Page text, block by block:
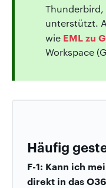
Thunderbird,
unterstützt.
wie EML zu
Workspace
Häufig
F-1: Kann ich
direkt in das